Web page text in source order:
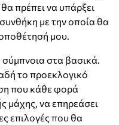
πρέπει να υπάρξει
με την οποία θα
μου.
σύμπνοια στα βασικά.
το προεκλογικό
που κάθε φορά
μάχης, να επηρεάσει
επιλογές που θα